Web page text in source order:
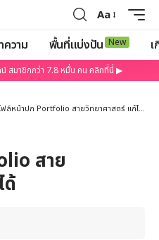
Aa
ความ พื้นที่แบ่งปัน New
น์ สมาชิกกว่า 7.8 หมื่น คน คลิกที่นี่ ▶
ฟล์หน้าปก Portfolio สายวิทยาศาสตร์ แก้ไขได้
สาย
ด้